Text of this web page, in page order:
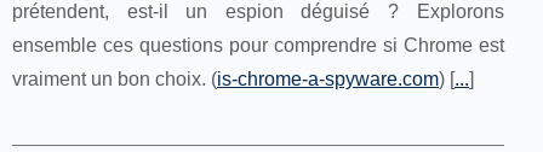
prétendent, est-il un espion déguisé ? Explorons
ensemble ces questions pour comprendre si Chrome est
vraiment un bon choix. (is-chrome-a-spyware.com) [...]